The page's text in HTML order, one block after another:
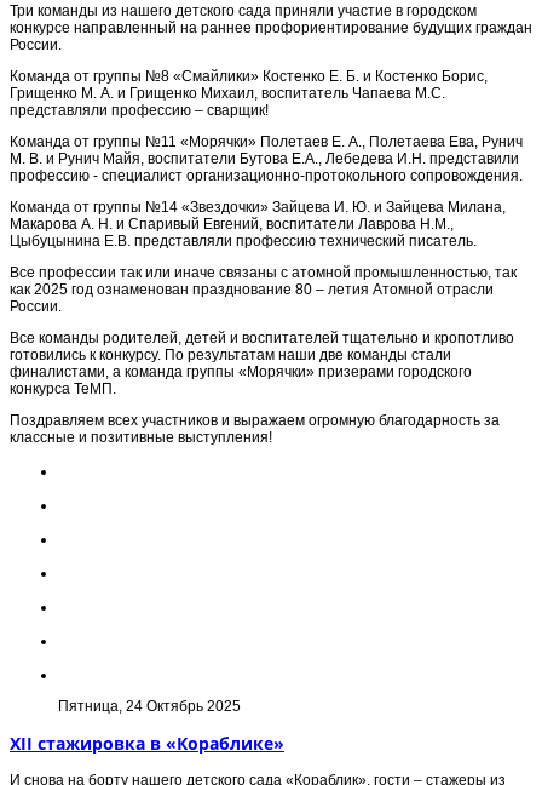
Три команды из нашего детского сада приняли участие в городском
конкурсе направленный на раннее профориентирование будущих граждан
России.
Команда от группы №8 «Смайлики» Костенко Е. Б. и Костенко Борис,
Грищенко М. А. и Грищенко Михаил, воспитатель Чапаева М.С.
представляли профессию – сварщик!
Команда от группы №11 «Морячки» Полетаев Е. А., Полетаева Ева, Рунич
М. В. и Рунич Майя, воспитатели Бутова Е.А., Лебедева И.Н. представили
профессию - специалист организационно-протокольного сопровождения.
Команда от группы №14 «Звездочки» Зайцева И. Ю. и Зайцева Милана,
Макарова А. Н. и Спаривый Евгений, воспитатели Лаврова Н.М.,
Цыбуцынина Е.В. представляли профессию технический писатель.
Все профессии так или иначе связаны с атомной промышленностью, так
как 2025 год ознаменован празднование 80 – летия Атомной отрасли
России.
Все команды родителей, детей и воспитателей тщательно и кропотливо
готовились к конкурсу. По результатам наши две команды стали
финалистами, а команда группы «Морячки» призерами городского
конкурса ТеМП.
Поздравляем всех участников и выражаем огромную благодарность за
классные и позитивные выступления!
Пятница, 24 Октябрь 2025
XII стажировка в «Кораблике»
И снова на борту нашего детского сада «Кораблик», гости – стажеры из